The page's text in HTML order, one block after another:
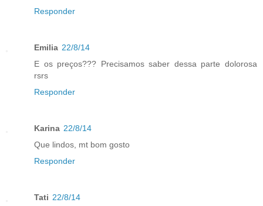
Responder
Emilia 22/8/14
E os preços??? Precisamos saber dessa parte dolorosa
rsrs
Responder
Karina 22/8/14
Que lindos, mt bom gosto
Responder
Tati 22/8/14